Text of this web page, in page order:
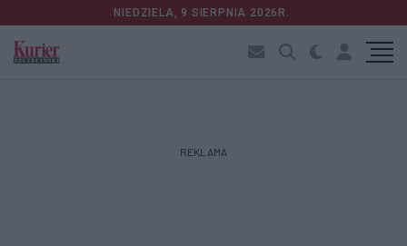
NIEDZIELA, 9 SIERPNIA 2026R.
REKLAMA